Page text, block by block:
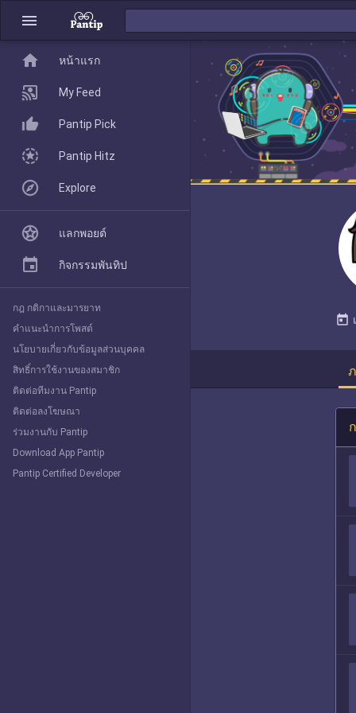
menu
today
home
Pantip Pick
Explore
home หน้าแรก
My Feed
Pantip Pick
Pantip Hitz
Explore
แลกพอยต์
กิจกรรมพันทิป
กฎ กติกาและมารยาท
คำแนะนำการโพสต์
นโยบายเกี่ยวกับข้อมูลส่วนบุคคล
สิทธิ์การใช้งานของสมาชิก
ติดต่อทีมงาน Pantip
ติดต่อลงโฆษณา
ร่วมงานกับ Pantip
Download App Pantip
Pantip Certified Developer